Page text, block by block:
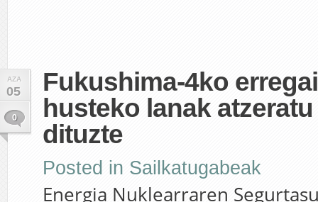
AZA
05
0
Fukushima-4ko
husteko lanak
dituzte
Posted in Sailkatugabeak
Energia Nuklearraren